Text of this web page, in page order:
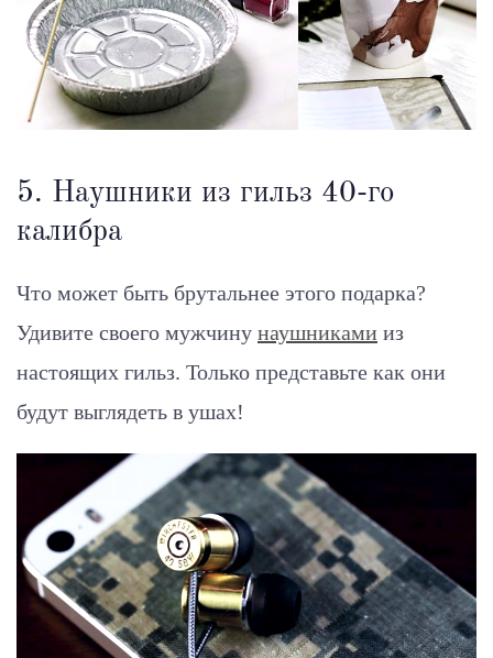
5. Наушники из гильз 40-го
калибра
Что может быть брутальнее этого подарка?
Удивите своего мужчину наушниками из
настоящих гильз. Только представьте как они
будут выглядеть в ушах!